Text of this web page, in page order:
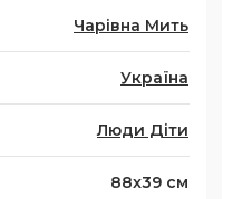
Чарівна Мить
Україна
Люди Діти
88x39 см